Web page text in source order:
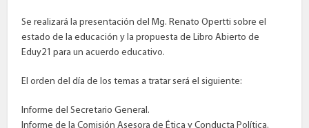
Se realizará la presentación del Mg. Renato Opertti sobre el
estado de la educación y la propuesta de Libro Abierto de
Eduy21 para un acuerdo educativo.
El orden del día de los temas a tratar será el siguiente:
Informe del Secretario General.
Informe de la Comisión Asesora de Ética y Conducta Política.